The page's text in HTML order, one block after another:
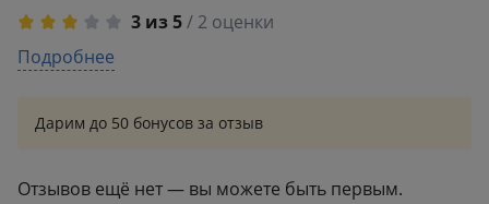
3 из 5/ 2 оценки
5
Подробнее
Дарим до 50 бонусов за отзыв
Отзывов ещё нет — вы можете быть первым.